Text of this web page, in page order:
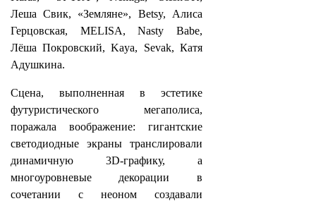
Леша Свик, «Земляне», Betsy, Алиса
Герцовская, MELISA, Nasty Babe,
Лёша Покровский, Kaya, Sevak, Катя
Адушкина.
Сцена, выполненная в эстетике
футуристического мегаполиса,
поражала воображение: гигантские
светодиодные экраны транслировали
динамичную 3D-графику, а
многоуровневые декорации в
сочетании с неоном создавали